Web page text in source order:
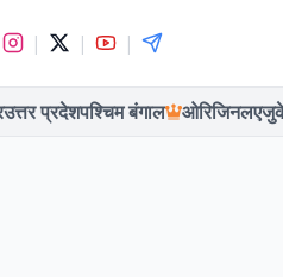
| | |
उत्तर प्रदेशपश्चिम बंगाल ओरिजिनल